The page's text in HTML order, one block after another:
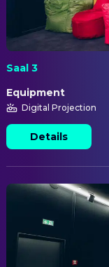
Saal 3
Equipment
Digital Projection
Details